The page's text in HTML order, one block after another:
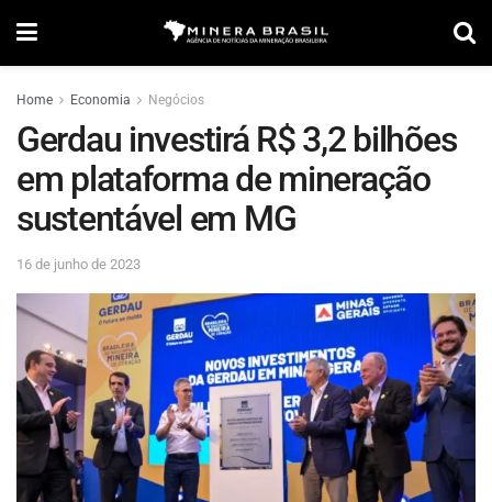
Home Economia Negócios
Gerdau investirá R$ 3,2 bilhões
em plataforma de mineração
sustentável em MG
16 de junho de 2023